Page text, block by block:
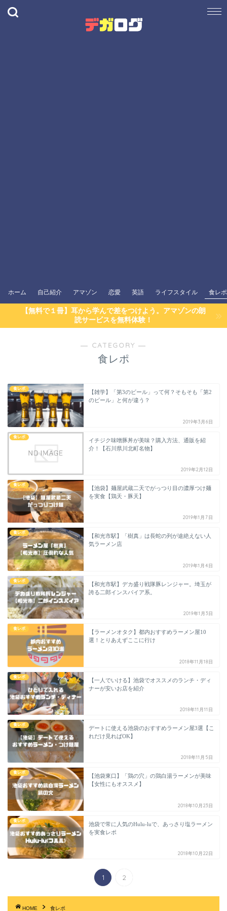
ホーム 自己紹介 アマゾン 恋愛 英語 ライフスタイル 食レポ
【無料で１冊】耳から学んで差をつけよう。アマゾンの朗
読サービスを無料体験！
― CATEGORY ―
食レポ
食レポ
【雑学】「第3のビール」って何？そもそも「第2
のビール」と何が違う？
2019年3月6日
食レポ
イチジク味噌豚丼が美味？購入方法、通販を紹
介！【石川県川北町名物】
2019年2月12日
食レポ
【池袋】麺屋武蔵二天でがっつり目の濃厚つけ麺
を実食【鶏天・豚天】
2019年1月7日
食レポ
【和光市駅】「樹真」は長蛇の列が途絶えない人
気ラーメン店
2019年1月4日
食レポ
【和光市駅】デカ盛り戦隊豚レンジャー。埼玉が
誇る二郎インスパイア系。
2019年1月3日
食レポ
【ラーメンオタク】都内おすすめラーメン屋10
選！とりあえずここに行け
2018年11月18日
食レポ
【一人でいける】池袋でオススメのランチ・ディ
ナーが安いお店を紹介
2018年11月11日
食レポ
デートに使える池袋のおすすめラーメン屋3選【こ
れだけ見ればOK】
2018年11月5日
食レポ
【池袋東口】「鶏の穴」の鶏白湯ラーメンが美味
【女性にもオススメ】
2018年10月23日
食レポ
池袋で常に人気のHulu-luで、あっさり塩ラーメン
を実食レポ
2018年10月22日
1 2
HOME 食レポ